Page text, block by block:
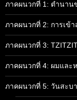
ภาคผนวกที่ 1: ตำนาน
ภาคผนวกที่ 2: การเข้
ภาคผนวกที่ 3:
ภาคผนวกที่ 4: ผมและ
ภาคผนวกที่ 5: วันสะบ